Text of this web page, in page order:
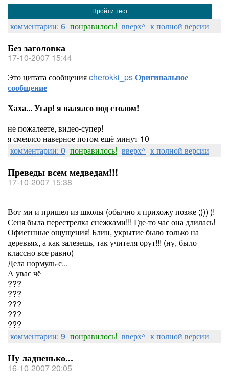
Пройти тест
комментарии: 6 понравилось! вверх^ к полной версии
Без заголовка
17-10-2007 15:44
Это цитата сообщенияcherokki_psОригинальное
сообщение
Хаха... Угар! я валялсо под столом!
не пожалеете, видео-супер!
я смеялсо наверное потом ещё минут 10
комментарии: 0 понравилось! вверх^ к полной версии
Преведы всем медведам!!!
17-10-2007 15:38
Вот ми и пришел из школы (обычно я прихожу позже ;))) )!
Сеня была перестрелка снежками!!! Где-то час она длилась!
Офиегнные ощущения! Блин, укрытие было только на
деревьях, а как залезешь, так учителя орут!!! (ну, было
классно все равно)
Дела нормуль-с...
А увас чё
???
???
???
???
???
комментарии: 9 понравилось! вверх^ к полной версии
Ну ладненько...
16-10-2007 20:05